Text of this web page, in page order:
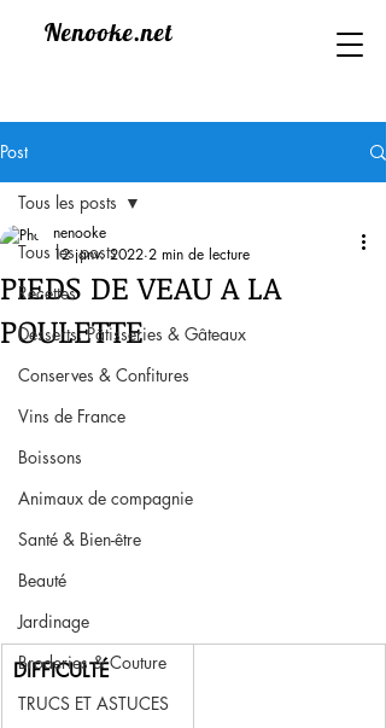
Nenooke.net
Post
Tous les posts
Recettes
Desserts, Pâtisseries & Gâteaux
Conserves & Confitures
Vins de France
Boissons
Animaux de compagnie
Santé & Bien-être
Beauté
Jardinage
Broderies & Couture
TRUCS ET ASTUCES
Tous les posts
PIEDS DE VEAU A LA
POULETTE
nenooke
12 janv. 2022 2 min de lecture
DIFFICULTÉ